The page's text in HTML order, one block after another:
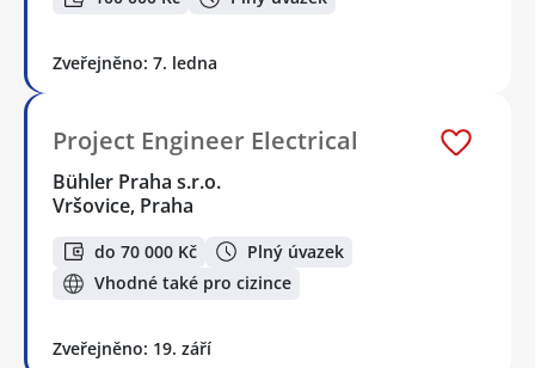
Zveřejněno: 7. ledna
Project Engineer Electrical
Bühler Praha s.r.o.
Vršovice, Praha
do 70 000 Kč
Plný úvazek
Vhodné také pro cizince
Zveřejněno: 19. září